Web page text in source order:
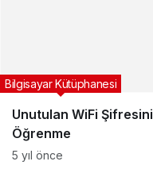
Unutulan WiFi Şifresini
Öğrenme
Bilgisayar Kütüphanesi
5 yıl önce